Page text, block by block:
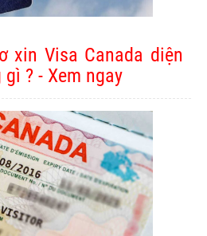
xin Visa Canada diện
? - Xem ngay